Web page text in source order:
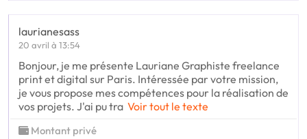
laurianesass
20 avril à 13:54
Bonjour, je me présente Lauriane Graphiste freelance
print et digital sur Paris. Intéressée par votre mission,
je vous propose mes compétences pour la réalisation de
vos projets. J'ai pu tra Voir tout le texte
Montant privé